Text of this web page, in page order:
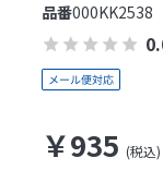
￥935
品番000KK2538